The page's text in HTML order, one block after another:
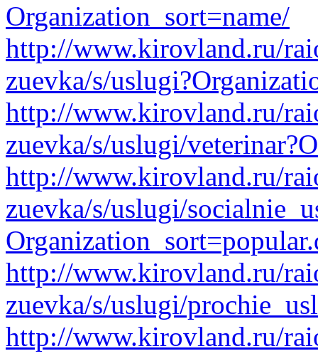
Organization_sort=name/
http://www.kirovland.ru/
zuevka/s/
http://www.kirovland.ru/
zuevka/s/uslugi/
http://www.kirovland.ru/
zuevka/s/uslugi/
http://www.kirovland.ru/
zuevka/s/uslugi/
http://www.kirovland.ru/